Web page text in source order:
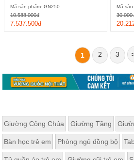
Mã sản phẩm: GN250
7.537.500đ
10.588.000đ
Mã sản
1 2 3
Giường Công Chúa Giường Tầng
Bàn học trẻ em Phòng ngủ đồng bộ